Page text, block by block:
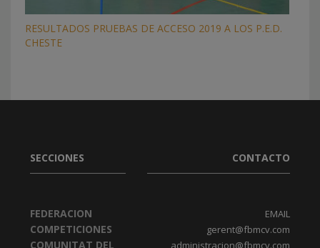
RESULTADOS PRUEBAS DE ACCESO 2019 A LOS P.E.D.
CHESTE
SECCIONES
FEDERACION
COMPETICIONES
COMUNITAT DEL
CONTACTO
EMAIL
gerent@fbmcv.com
administracion@fbmcv.com